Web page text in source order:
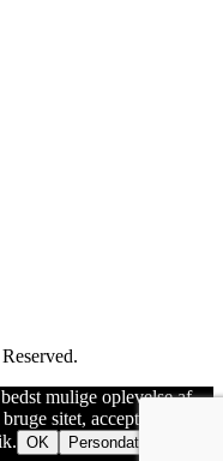
mulige oplevelse af
sitet, accepterer du
OK Persondatapolitik